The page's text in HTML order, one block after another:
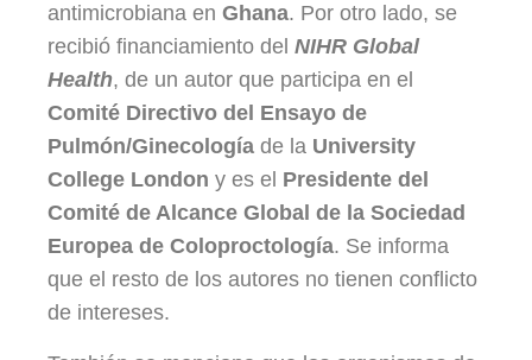
antimicrobiana en Ghana. Por otro lado, se
recibió financiamiento del NIHR Global
Health, de un autor que participa en el
Comité Directivo del Ensayo de
Pulmón/Ginecología de la University
College London y es el Presidente del
Comité de Alcance Global de la Sociedad
Europea de Coloproctología. Se informa
que el resto de los autores no tienen conflicto
de intereses.